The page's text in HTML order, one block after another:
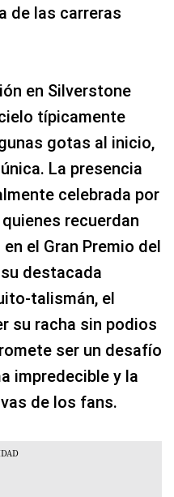
de las carreras
en Silverstone
típicamente
gotas al inicio,
La presencia
celebrada por
recuerdan
el Gran Premio del
destacada
talismán, el
su racha sin podios
ser un desafío
impredecible y la
de los fans.